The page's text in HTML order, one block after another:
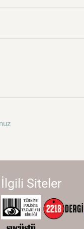
İlgili Siteler